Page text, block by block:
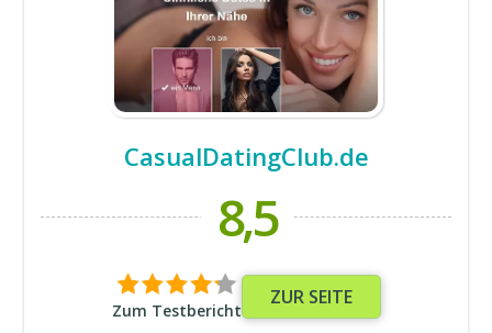
CasualDatingClub.de
8,5
Zum Testbericht
ZUR SEITE